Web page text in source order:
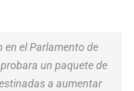
el Parlamento de
un paquete de
a aumentar